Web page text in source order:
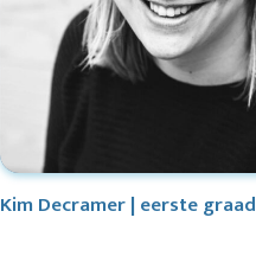
Kim Decramer | eerste graad